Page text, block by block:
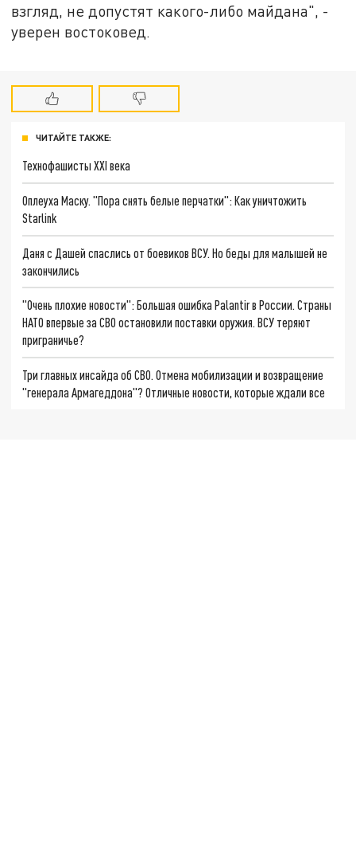
взгляд, не допустят какого-либо майдана", -
уверен востоковед.
ЧИТАЙТЕ ТАКЖЕ:
Технофашисты XXI века
Оплеуха Маску. "Пора снять белые перчатки": Как уничтожить
Starlink
Даня с Дашей спаслись от боевиков ВСУ. Но беды для малышей не
закончились
"Очень плохие новости": Большая ошибка Palantir в России. Страны
НАТО впервые за СВО остановили поставки оружия. ВСУ теряют
приграничье?
Три главных инсайда об СВО. Отмена мобилизации и возвращение
"генерала Армагеддона"? Отличные новости, которые ждали все